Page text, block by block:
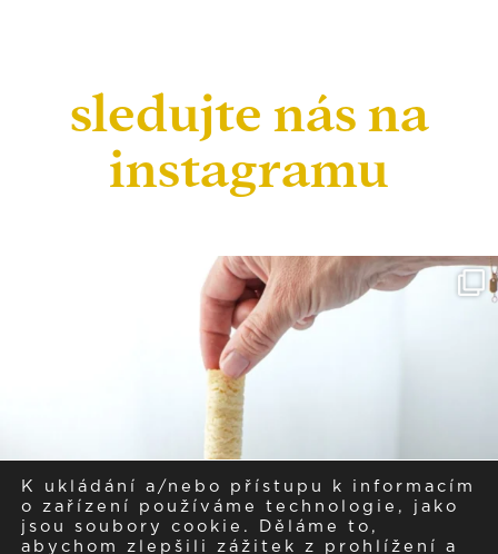
sledujte nás na
instagramu
K ukládání a/nebo přístupu k informacím
o zařízení používáme technologie, jako
jsou soubory cookie. Děláme to,
abychom zlepšili zážitek z prohlížení a